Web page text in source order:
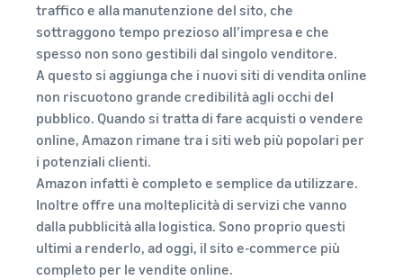
traffico e alla manutenzione del sito, che
sottraggono tempo prezioso all’impresa e che
spesso non sono gestibili dal singolo venditore.
A questo si aggiunga che i nuovi siti di vendita online
non riscuotono grande credibilità agli occhi del
pubblico. Quando si tratta di fare acquisti o vendere
online, Amazon rimane tra i siti web più popolari per
i potenziali clienti.
Amazon infatti è completo e semplice da utilizzare.
Inoltre offre una molteplicità di servizi che vanno
dalla pubblicità alla logistica. Sono proprio questi
ultimi a renderlo, ad oggi, il sito e-commerce più
completo per le vendite online.